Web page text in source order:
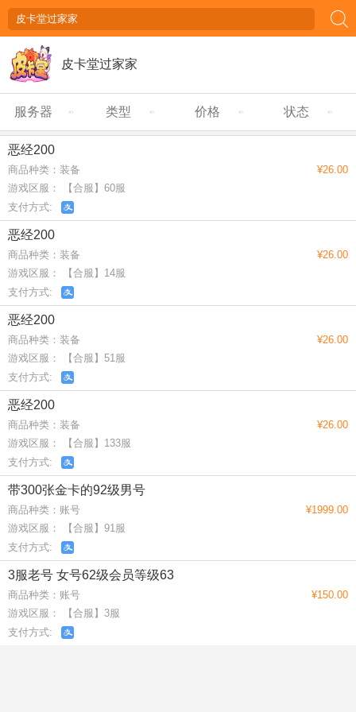
皮卡堂过家家
服务器 类型 价格 状态
恶经200
商品种类：装备
游戏区服： 【合服】60服
支付方式:
¥26.00
恶经200
商品种类：装备
游戏区服： 【合服】14服
支付方式:
¥26.00
恶经200
商品种类：装备
游戏区服： 【合服】51服
支付方式:
¥26.00
恶经200
商品种类：装备
游戏区服： 【合服】133服
支付方式:
¥26.00
带300张金卡的92级男号
商品种类：账号
游戏区服： 【合服】91服
支付方式:
¥1999.00
3服老号 女号62级会员等级63
商品种类：账号
游戏区服： 【合服】3服
支付方式:
¥150.00